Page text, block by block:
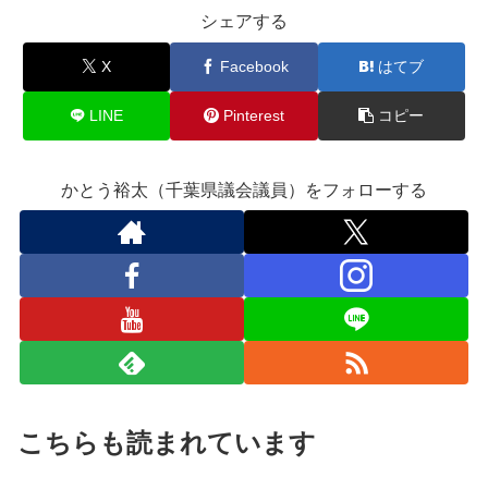
シェアする
X Facebook はてブ
LINE Pinterest コピー
かとう裕太（千葉県議会議員）をフォローする
こちらも読まれています